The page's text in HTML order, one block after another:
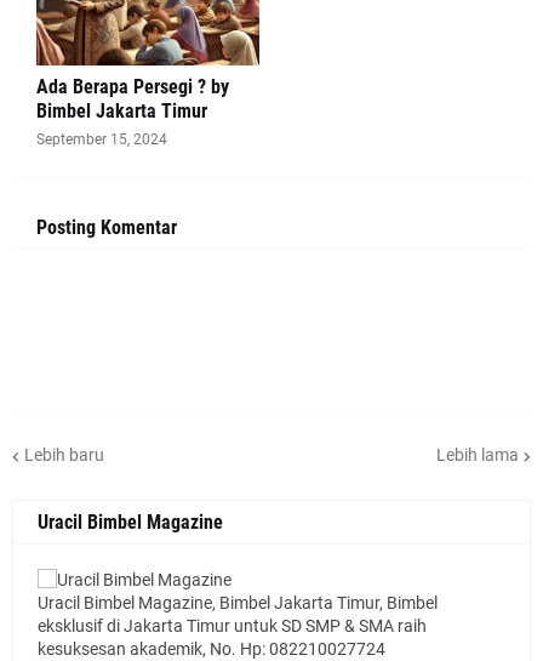
Ada Berapa Persegi ? by
Bimbel Jakarta Timur
September 15, 2024
Posting Komentar
Lebih baru Lebih lama
Uracil Bimbel Magazine
Uracil Bimbel Magazine, Bimbel Jakarta Timur, Bimbel
eksklusif di Jakarta Timur untuk SD SMP & SMA raih
kesuksesan akademik, No. Hp: 082210027724